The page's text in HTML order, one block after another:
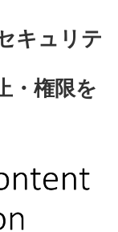
キュリテ
・権限を